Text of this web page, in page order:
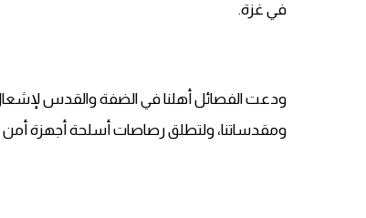
في غزة.
ودعت الفصائل أهلنا في الضفة والقدس لإشعال
ومقدساتنا، ولتطلق رصاصات أسلحة أجهزة أمن